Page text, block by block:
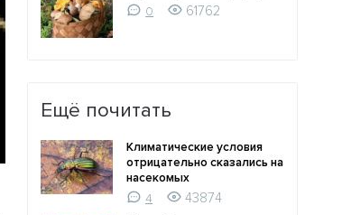
0
61762
Ещё почитать
Климатические условия
отрицательно сказались на
насекомых
4
43874